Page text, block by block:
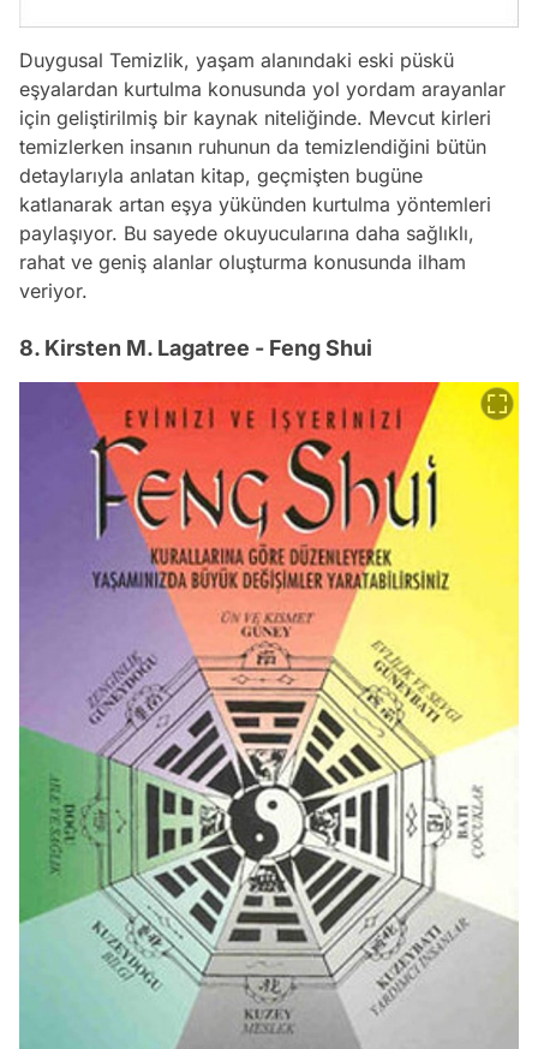
Duygusal Temizlik, yaşam alanındaki eski püskü
eşyalardan kurtulma konusunda yol yordam arayanlar
için geliştirilmiş bir kaynak niteliğinde. Mevcut kirleri
temizlerken insanın ruhunun da temizlendiğini bütün
detaylarıyla anlatan kitap, geçmişten bugüne
katlanarak artan eşya yükünden kurtulma yöntemleri
paylaşıyor. Bu sayede okuyucularına daha sağlıklı,
rahat ve geniş alanlar oluşturma konusunda ilham
veriyor.
8. Kirsten M. Lagatree - Feng Shui